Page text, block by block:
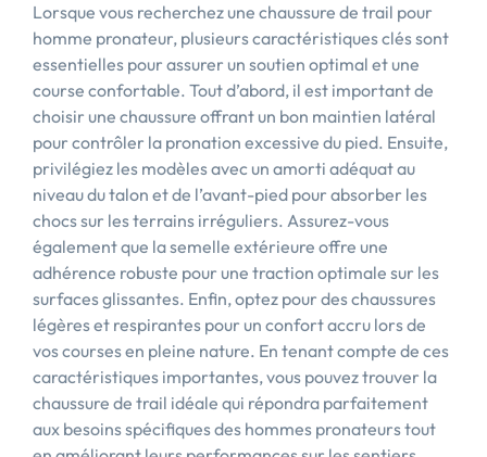
Lorsque vous recherchez une chaussure de trail pour
homme pronateur, plusieurs caractéristiques clés sont
essentielles pour assurer un soutien optimal et une
course confortable. Tout d’abord, il est important de
choisir une chaussure offrant un bon maintien latéral
pour contrôler la pronation excessive du pied. Ensuite,
privilégiez les modèles avec un amorti adéquat au
niveau du talon et de l’avant-pied pour absorber les
chocs sur les terrains irréguliers. Assurez-vous
également que la semelle extérieure offre une
adhérence robuste pour une traction optimale sur les
surfaces glissantes. Enfin, optez pour des chaussures
légères et respirantes pour un confort accru lors de
vos courses en pleine nature. En tenant compte de ces
caractéristiques importantes, vous pouvez trouver la
chaussure de trail idéale qui répondra parfaitement
aux besoins spécifiques des hommes pronateurs tout